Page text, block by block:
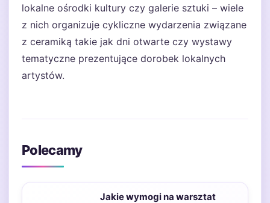
lokalne ośrodki kultury czy galerie sztuki – wiele
z nich organizuje cykliczne wydarzenia związane
z ceramiką takie jak dni otwarte czy wystawy
tematyczne prezentujące dorobek lokalnych
artystów.
Polecamy
Jakie wymogi na warsztat